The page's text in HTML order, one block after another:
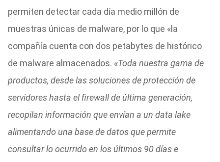
permiten detectar cada día medio millón de
muestras únicas de malware, por lo que «la
compañía cuenta con dos petabytes de histórico
de malware almacenados. «Toda nuestra gama de
productos, desde las soluciones de protección de
servidores hasta el firewall de última generación,
recopilan información que envían a un data lake
alimentando una base de datos que permite
consultar lo ocurrido en los últimos 90 días e